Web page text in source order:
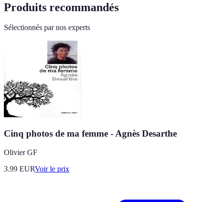
Produits recommandés
Sélectionnés par nos experts
Cinq photos de ma femme - Agnès Desarthe
Olivier GF
3.99 EURVoir le prix